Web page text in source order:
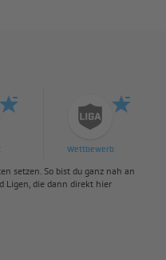
Wettbewerb
setzen. So bist du ganz nah an
Ligen, die dann direkt hier